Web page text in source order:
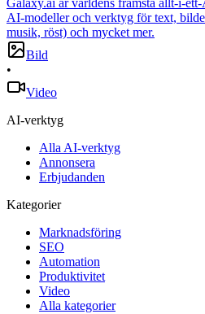
Galaxy.ai är världens främsta allt-i-
AI-modeller och verktyg för text,
musik, röst) och mycket mer.
Bild
•
Video
AI-verktyg
Alla AI-verktyg
Annonsera
Erbjudanden
Kategorier
Marknadsföring
SEO
Automation
Produktivitet
Video
Alla kategorier